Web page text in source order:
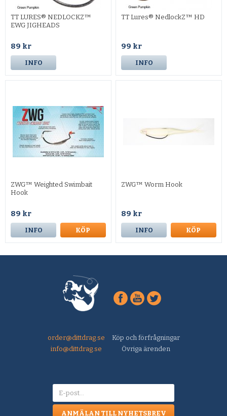
TT LURES® NEDLOCKZ™
EWG JIGHEADS
89 kr
INFO
TT Lures® NedlockZ™ HD
99 kr
INFO
ZWG™ Weighted Swimbait
Hook
89 kr
INFO KÖP
ZWG™ Worm Hook
89 kr
INFO KÖP
order@dittdrag.se
Köp och förfrågningar
info@dittdrag.se
Övriga ärenden
ANMÄLAN TILL NYHETSBREV